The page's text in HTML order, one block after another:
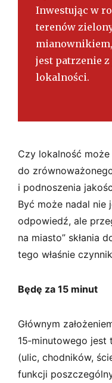
Inwestując w
terenów
mianownikiem,
jest patrzenie
lokalności.
Czy lokalność
do
i podnoszenia
Być może nadal nie
odpowiedź, ale
na miasto” skłania
tego właśnie
Będę za 15 minut
Głównym
15‑minutowego
(ulic, chodników,
funkcji